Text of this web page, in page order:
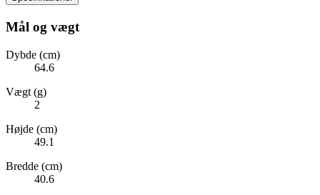
Mål og vægt
Dybde (cm)
64.6
Vægt (g)
2
Højde (cm)
49.1
Bredde (cm)
40.6